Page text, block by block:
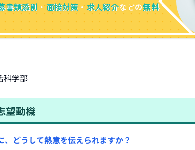
書類添削 ・面接対策 ・求人紹介などの無料
科学部
望動機
どうして熱意を伝えられますか？